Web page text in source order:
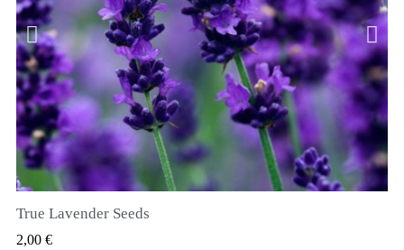
SZYBKI PODGLĄD
True Lavender Seeds
2,00 €